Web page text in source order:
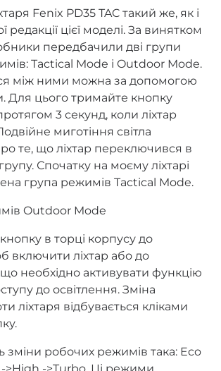
Fenix PD35 TAC такий же, як і
редакції цієї моделі. За винятком
передбачили дві групи
Tactical Mode і Outdoor Mode.
між ними можна за допомогою
Для цього тримайте кнопку
3 секунд, коли ліхтар
миготіння світла
те, що ліхтар переключився в
Спочатку на моєму ліхтарі
група режимів Tactical Mode.
Outdoor Mode
в торці корпусу до
включити ліхтар або до
необхідно активувати функцію
до освітлення. Зміна
ліхтаря відбувається кліками
зміни робочих режимів така: Eco